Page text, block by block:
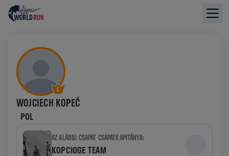
WOJCIECH KOPEĆ
POL
AZ ALÁBBI CSAPAT CSAPATKAPITÁNYA:
KOPCIOGE TEAM